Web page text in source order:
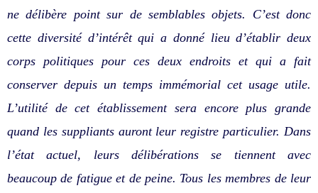
ne délibère point sur de semblables objets. C’est donc
cette diversité d’intérêt qui a donné lieu d’établir deux
corps politiques pour ces deux endroits et qui a fait
conserver depuis un temps immémorial cet usage utile.
L’utilité de cet établissement sera encore plus grande
quand les suppliants auront leur registre particulier. Dans
l’état actuel, leurs délibérations se tiennent avec
beaucoup de fatigue et de peine. Tous les membres de leur